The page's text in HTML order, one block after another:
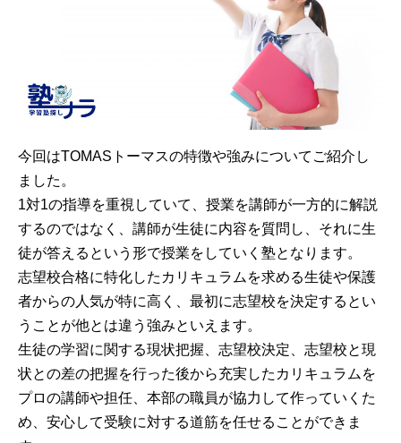
今回はTOMASトーマスの特徴や強みについてご紹介し
ました。
1対1の指導を重視していて、授業を講師が一方的に解説
するのではなく、講師が生徒に内容を質問し、それに生
徒が答えるという形で授業をしていく塾となります。
志望校合格に特化したカリキュラムを求める生徒や保護
者からの人気が特に高く、最初に志望校を決定するとい
うことが他とは違う強みといえます。
生徒の学習に関する現状把握、志望校決定、志望校と現
状との差の把握を行った後から充実したカリキュラムを
プロの講師や担任、本部の職員が協力して作っていくた
め、安心して受験に対する道筋を任せることができま